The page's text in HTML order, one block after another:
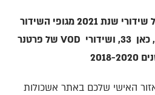
שנת 2021
מגופי השידור
ושידורי VOD של פרטנר
2020
האישי שלכם באתר אשכולות